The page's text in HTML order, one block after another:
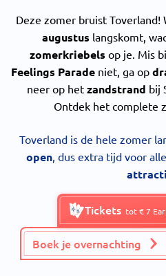
Deze zomer bruist Toverland!
augustus langskomt,
zomerkriebels op je. Mis
Feelings Parade niet, ga op
neer op het zandstrand bij
Ontdek het complete
Toverland is de hele zomer
open, dus extra tijd voor alle
Tickets tot € 7
Boek je overnachting